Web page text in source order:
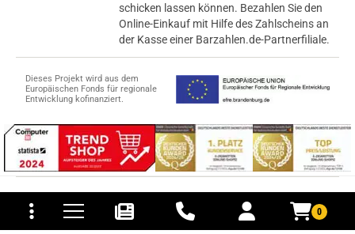
0
und Versandkosten
schicken lassen können. Bezahlen Sie den
Online-Einkauf mit Hilfe des Zahlscheins an
der Kasse einer Barzahlen.de-Partnerfiliale.
Dieses Projekt wird aus dem
Europäischen Fonds für regionale
Entwicklung kofinanziert.
© 2015-2026 PB-ViGoods GmbH
*Preise inkl. Mehrwertsteuer, zzgl.
Versandkosten